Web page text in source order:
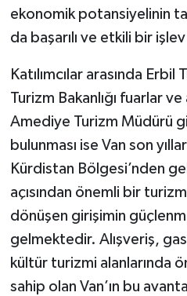
ekonomik potansiyelinin
da başarılı ve etkili bir
Katılımcılar arasında
Turizm Bakanlığı fuarlar
Amediye Turizm Müdürü
bulunması ise Van son
Kürdistan Bölgesi’nden
açısından önemli bir
dönüşen girişimin
gelmektedir. Alışveriş,
kültür turizmi alanlarında
sahip olan Van’ın bu